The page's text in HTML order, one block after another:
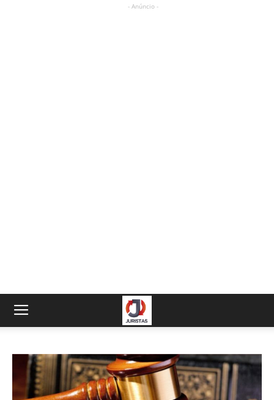
- Anúncio -